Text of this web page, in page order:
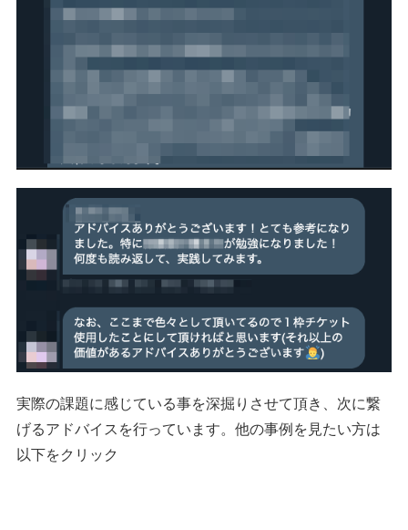
実際の課題に感じている事を深掘りさせて頂き、次に繋
げるアドバイスを行っています。他の事例を見たい方は
以下をクリック